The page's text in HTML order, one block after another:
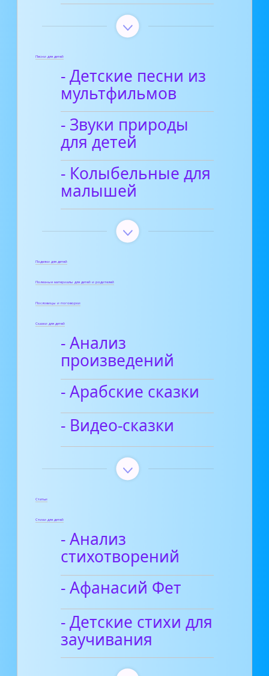
Песни для детей
- Детские песни из
мультфильмов
- Звуки природы
для детей
- Колыбельные для
малышей
Поделки для детей
Полезные материалы для детей и родителей
Пословицы и поговорки
Сказки для детей
- Анализ
произведений
- Арабские сказки
- Видео-сказки
Статьи
Стихи для детей
- Анализ
стихотворений
- Афанасий Фет
- Детские стихи для
заучивания